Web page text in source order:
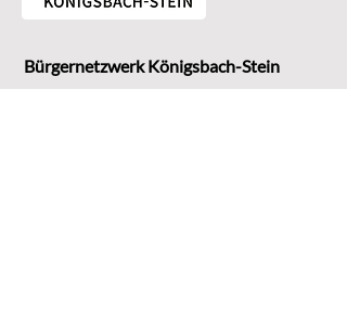
Bürgernetzwerk Königsbach-Stein